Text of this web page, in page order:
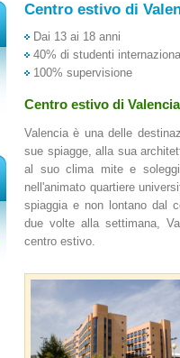
Centro estivo di
Dai 13 ai 18 anni
40% di studenti
100% supervisione
Centro estivo di
Valencia è una delle
sue spiagge, alla sua
al suo clima mite e
nell'animato quartiere
spiaggia e non lontano dal
due volte alla settimana,
centro estivo.